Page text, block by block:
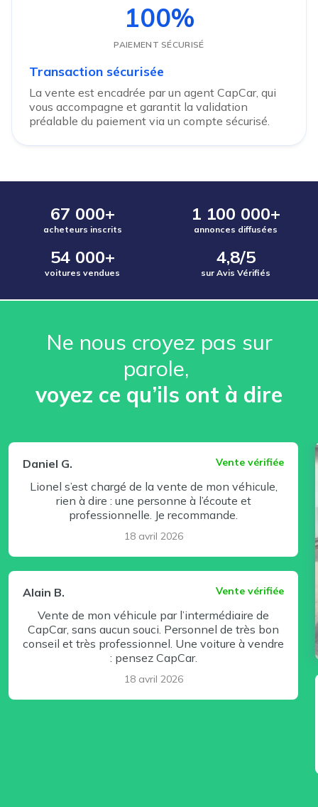
100%
PAIEMENT SÉCURISÉ
Transaction sécurisée
La vente est encadrée par un agent CapCar, qui
vous accompagne et garantit la validation
préalable du paiement via un compte sécurisé.
67 000+
acheteurs inscrits
1 100 000+
annonces diffusées
54 000+
voitures vendues
4,8/5
sur Avis Vérifiés
Ne nous croyez pas sur
parole, ️
voyez ce qu’ils ont à dire
Daniel G.
Vente vérifiée
Lionel s’est chargé de la vente de mon véhicule,
rien à dire : une personne à l’écoute et
professionnelle. Je recommande.
18 avril 2026
Alain B. Vente vérifiée
Vente de mon véhicule par l’intermédiaire de
CapCar, sans aucun souci. Personnel de très bon
conseil et très professionnel. Une voiture à vendre
: pensez CapCar.
18 avril 2026